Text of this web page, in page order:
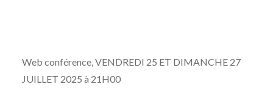
Web conférence, VENDREDI 25 ET DIMANCHE 27
JUILLET 2025 à 21H00